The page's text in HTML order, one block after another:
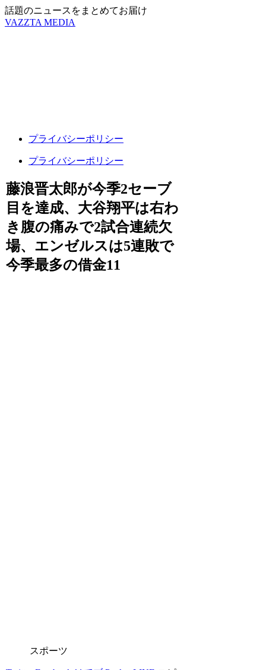
話題のニュースをまとめてお届け
VAZZTA MEDIA
プライバシーポリシー
プライバシーポリシー
藤浪晋太郎が今季2セーブ
目を達成、大谷翔平は右わ
き腹の痛みで2試合連続欠
場、エンゼルスは5連敗で
今季最多の借金11
スポーツ